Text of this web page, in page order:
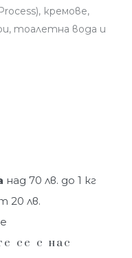
кремове,
тоалетна вода и
над 70 лв. до 1 кг
20 лв.
се с нас